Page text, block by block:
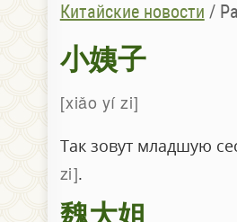
Китайские новости /
小姨子
xiǎo yí zi
Так зовут младшую
zi .